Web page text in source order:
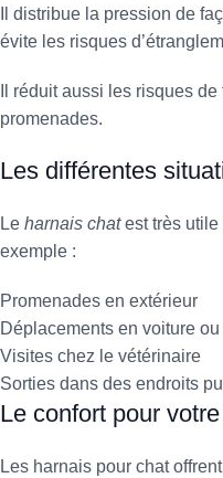
Il distribue la pression de
évite les risques
Il réduit aussi les risques
promenades.
Les différentes
Le harnais chatest très utile
exemple :
Promenades en extérieur
Déplacements en voiture
Visites chez le vétérinaire
Sorties dans des endroits
Le confort pour
Les harnais pour chat